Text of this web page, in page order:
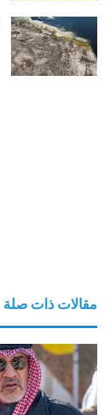
مقالات ذات صلة